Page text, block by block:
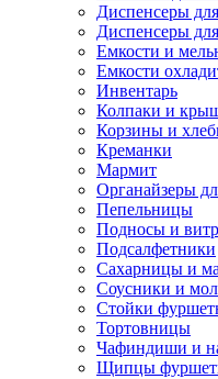
Диспенсеры
Диспенсеры
Емкости и
Емкости
Инвентарь
Колпаки и
Корзины и
Креманки
Мармит
Органайзеры
Пепельницы
Подносы и
Подсалфетники
Сахарницы и
Соусники и
Стойки
Тортовницы
Чафиндиши и
Щипцы